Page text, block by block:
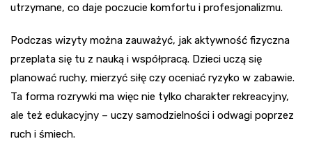
utrzymane, co daje poczucie komfortu i profesjonalizmu.
Podczas wizyty można zauważyć, jak aktywność fizyczna
przeplata się tu z nauką i współpracą. Dzieci uczą się
planować ruchy, mierzyć siłę czy oceniać ryzyko w zabawie.
Ta forma rozrywki ma więc nie tylko charakter rekreacyjny,
ale też edukacyjny – uczy samodzielności i odwagi poprzez
ruch i śmiech.